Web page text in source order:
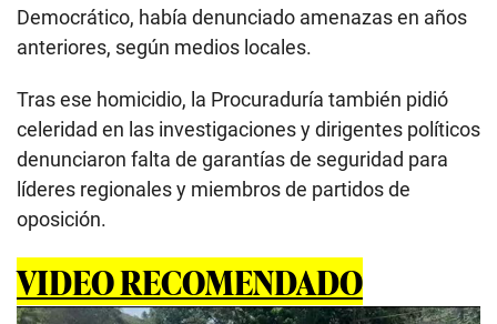
Democrático, había denunciado amenazas en años
anteriores, según medios locales.
Tras ese homicidio, la Procuraduría también pidió
celeridad en las investigaciones y dirigentes políticos
denunciaron falta de garantías de seguridad para
líderes regionales y miembros de partidos de
oposición.
VIDEO RECOMENDADO